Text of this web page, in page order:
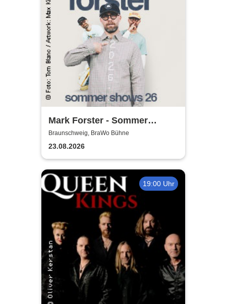
Mark Forster - Sommer
Shows 2026
Braunschweig, BraWo Bühne
23.08.2026
19:00 Uhr